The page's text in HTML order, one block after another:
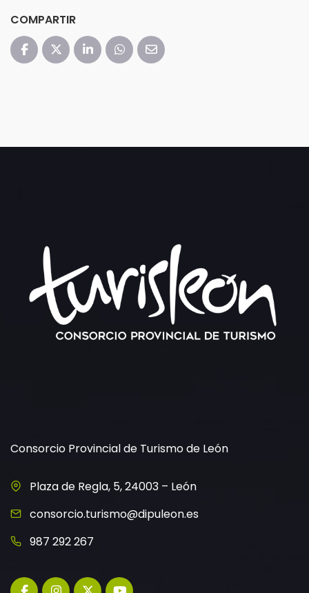
COMPARTIR
Consorcio Provincial de Turismo de León
Plaza de Regla, 5, 24003 – León
consorcio.turismo@dipuleon.es
987 292 267